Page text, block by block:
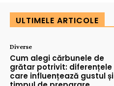
ULTIMELE ARTICOLE
Diverse
Cum alegi cărbunele de
grătar potrivit: diferențele
care influențează gustul și